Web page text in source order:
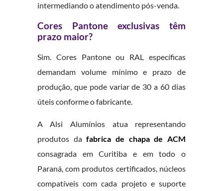
intermediando o atendimento pós-venda.
Cores Pantone exclusivas têm
prazo maior?
Sim. Cores Pantone ou RAL específicas
demandam volume mínimo e prazo de
produção, que pode variar de 30 a 60 dias
úteis conforme o fabricante.
A Alsi Alumínios atua representando
produtos dafabrica de chapa de ACM
consagrada em Curitiba e em todo o
Paraná, com produtos certificados, núcleos
compatíveis com cada projeto e suporte